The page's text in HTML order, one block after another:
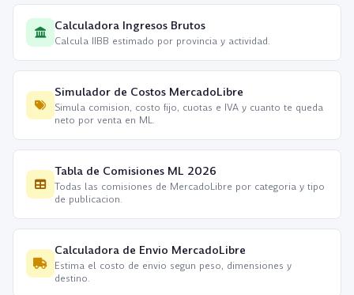
Calculadora Ingresos Brutos
Calcula IIBB estimado por provincia y actividad.
Simulador de Costos MercadoLibre
Simula comision, costo fijo, cuotas e IVA y cuanto te queda
neto por venta en ML.
Tabla de Comisiones ML 2026
Todas las comisiones de MercadoLibre por categoria y tipo
de publicacion.
Calculadora de Envio MercadoLibre
Estima el costo de envio segun peso, dimensiones y
destino.